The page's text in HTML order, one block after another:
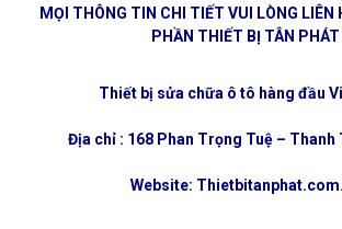
MỌI THÔNG TIN CHI TIẾT VUI LÒNG LIÊN
PHẦN THIẾT BỊ TÂN PHÁT
Thiết bị sửa chữa ô tô hàng đầu
Địa chỉ : 168 Phan Trọng Tuệ – Thanh
Website: